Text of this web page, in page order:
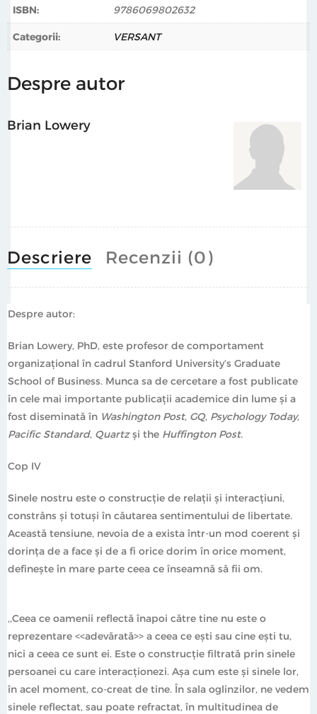
,,O privire mai puțin obișnuită asupra modului în care
lumea noastră socială modelează cine suntem și cine
multe dintre asumpțiile pe care le aveți despre modul în
,,Lectura acestei cărți vă va schimba modul în care vă
este un dar – o
carte importantă care vă va ajuta să înțelegeți mai bine
ISBN: 9786069802632
Categorii: VERSANT
Despre autor
Brian Lowery
Descriere Recenzii (0)
Despre autor:
Brian Lowery, PhD, este profesor de comportament
organizațional în cadrul Stanford University’s Graduate
School of Business. Munca sa de cercetare a fost publicate
în cele mai importante publicații academice din lume și a
fost diseminată în Washington Post, GQ, Psychology Today,
Pacific Standard, Quartzși the Huffington Post.
Cop IV
Sinele nostru este o construcție de relații și interacțiuni,
constrâns și totuși în căutarea sentimentului de libertate.
Această tensiune, nevoia de a exista într-un mod coerent și
dorința de a face și de a fi orice dorim în orice moment,
definește în mare parte ceea ce înseamnă să fii om.
,,Ceea ce oamenii reflectă înapoi către tine nu este o
reprezentare <<adevărată>> a ceea ce ești sau cine ești tu,
nici a ceea ce sunt ei. Este o construcție filtrată prin sinele
persoanei cu care interacționezi. Așa cum este și sinele lor,
în acel moment, co-creat de tine. În sala oglinzilor, ne vedem
sinele reflectat, sau poate refractat, în multitudinea de